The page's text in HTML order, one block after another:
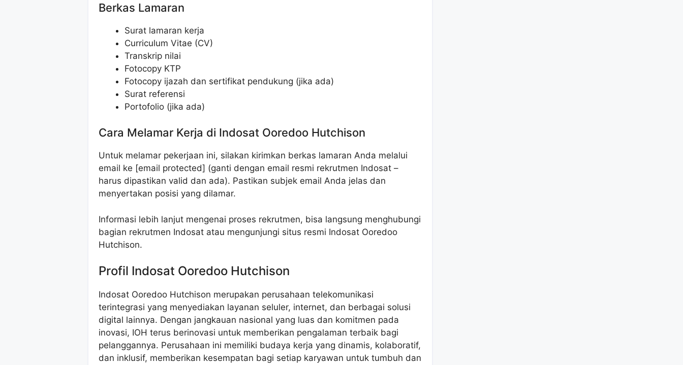
Berkas Lamaran
Surat lamaran kerja
Curriculum Vitae (CV)
Transkrip nilai
Fotocopy KTP
Fotocopy ijazah dan sertifikat pendukung (jika ada)
Surat referensi
Portofolio (jika ada)
Cara Melamar Kerja di Indosat Ooredoo Hutchison
Untuk melamar pekerjaan ini, silakan kirimkan berkas lamaran Anda melalui
email ke [email protected] (ganti dengan email resmi rekrutmen Indosat –
harus dipastikan valid dan ada). Pastikan subjek email Anda jelas dan
menyertakan posisi yang dilamar.
Informasi lebih lanjut mengenai proses rekrutmen, bisa langsung menghubungi
bagian rekrutmen Indosat atau mengunjungi situs resmi Indosat Ooredoo
Hutchison.
Profil Indosat Ooredoo Hutchison
Indosat Ooredoo Hutchison merupakan perusahaan telekomunikasi
terintegrasi yang menyediakan layanan seluler, internet, dan berbagai solusi
digital lainnya. Dengan jangkauan nasional yang luas dan komitmen pada
inovasi, IOH terus berinovasi untuk memberikan pengalaman terbaik bagi
pelanggannya. Perusahaan ini memiliki budaya kerja yang dinamis, kolaboratif,
dan inklusif, memberikan kesempatan bagi setiap karyawan untuk tumbuh dan